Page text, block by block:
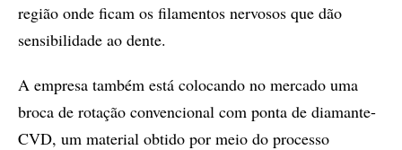
região onde ficam os filamentos nervosos que dão
sensibilidade ao dente.
A empresa também está colocando no mercado uma
broca de rotação convencional com ponta de diamante-
CVD, um material obtido por meio do processo